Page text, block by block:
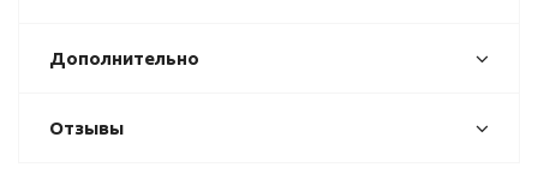
Дополнительно
Отзывы